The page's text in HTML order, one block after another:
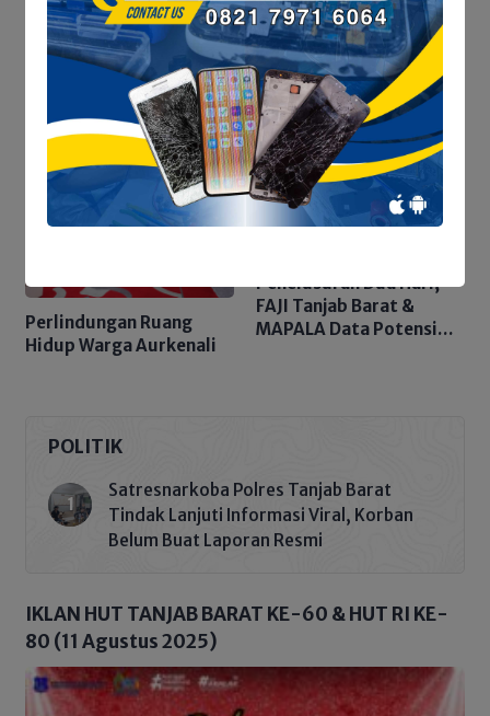
PPDB Tanjab Barat
Dibuka Akhir Juni, Disdik
Siapkan Lebih dari 12
Ribu Kuota dan
Tegaskan Nol Pungli
Sejumlah Penggiat Seni,
Sukses Gelar Kompetisi
Stand-Up Comedy
Perlindungan Ruang
Hidup Warga Aurkenali
Penelusuran Dua Hari,
FAJI Tanjab Barat &
MAPALA Data Potensi
POLITIK
Satresnarkoba Polres Tanjab Barat
Tindak Lanjuti Informasi Viral, Korban
Belum Buat Laporan Resmi
IKLAN HUT TANJAB BARAT KE-60 & HUT RI KE-
80 (11 Agustus 2025)